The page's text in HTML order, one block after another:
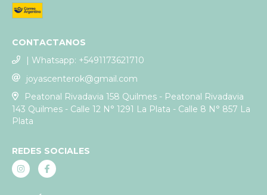
CONTACTANOS
| Whatsapp: +5491173621710
joyascenterok@gmail.com
Peatonal Rivadavia 158 Quilmes - Peatonal Rivadavia
143 Quilmes - Calle 12 N° 1291 La Plata - Calle 8 N° 857 La
Plata
REDES SOCIALES